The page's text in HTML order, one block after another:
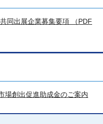
同出展企業募集要項 （PDF
場創出促進助成金のご案内